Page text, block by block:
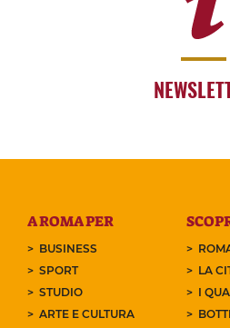
A ROMA PER
BUSINESS
SPORT
STUDIO
ARTE E CULTURA
LA
I